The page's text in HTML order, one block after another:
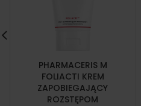
PHARMACERIS M
FOLIACTI KREM
ZAPOBIEGAJĄCY
ROZSTĘPOM